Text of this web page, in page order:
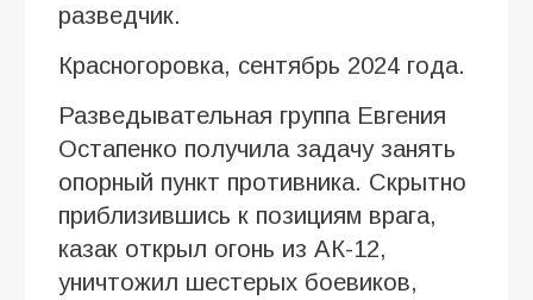
разведчик.
Красногоровка, сентябрь 2024 года.
Разведывательная группа Евгения
Остапенко получила задачу занять
опорный пункт противника. Скрытно
приблизившись к позициям врага,
казак открыл огонь из АК-12,
уничтожил шестерых боевиков,